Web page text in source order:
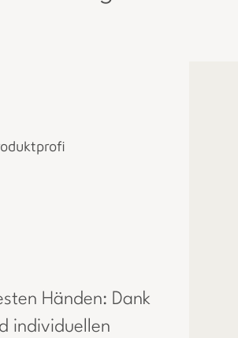
Händen: Dank
individuellen